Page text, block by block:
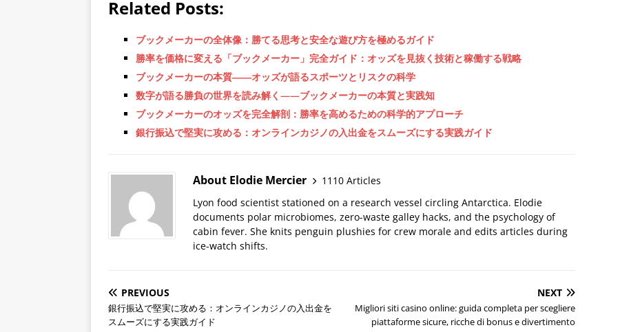
Related Posts:
ブックメーカーの全体像：勝てる思考と安全な遊び方を極めるガイド
勝率を価格に変える「ブックメーカー」完全ガイド：オッズを見抜く技術と稼働する戦略
ブックメーカーの本質――オッズが語るスポーツとリスクの科学
数字が語る勝負の世界を読み解く——ブックメーカーの本質と実践知
ブックメーカーのオッズを完全解剖：勝率を高めるための科学的アプローチ
銀行振込で堅実に攻める：オンラインカジノの入出金をスムーズにする実践ガイド
About Elodie Mercier
1110 Articles
Lyon food scientist stationed on a research vessel circling Antarctica. Elodie
documents polar microbiomes, zero-waste galley hacks, and the psychology of
cabin fever. She knits penguin plushies for crew morale and edits articles during
ice-watch shifts.
PREVIOUS
銀行振込で堅実に攻める：オンラインカジノの入出金を
スムーズにする実践ガイド
NEXT
Migliori siti casino online: guida completa per scegliere
piattaforme sicure, ricche di bonus e divertimento